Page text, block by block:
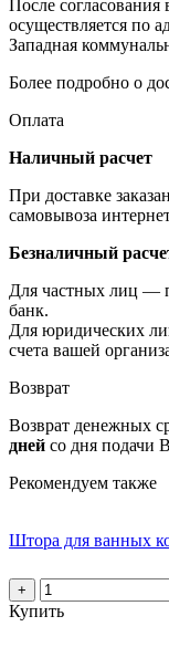
После согласования
осуществляется по
Западная
Более подробно о
Оплата
Наличный расчет
При доставке
самовывоза
Безналичный
Для частных лиц —
банк.
Для юридических
счета вашей
Возврат
Возврат денежных
дней со дня подачи
Рекомендуем также
Штора для ванных
+
Купить